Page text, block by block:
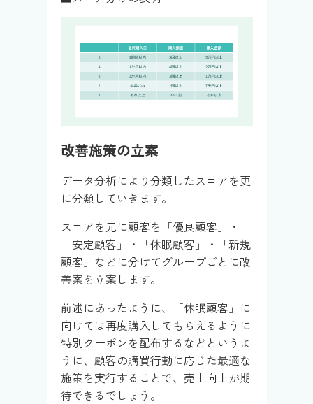
改善施策の立案
データ分析により分類したスコアを更
に分類していきます。
スコアを元に顧客を「優良顧客」・
「安定顧客」・「休眠顧客」・「新規
顧客」などに分けてグループごとに改
善案を立案します。
前述にあったように、「休眠顧客」に
向けては再度購入してもらえるように
特別クーポンを配布するなどというよ
うに、顧客の購買行動に応じた最適な
施策を実行することで、売上向上が期
待できるでしょう。